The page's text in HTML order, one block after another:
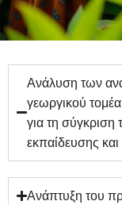
Ανάλυση των
γεωργικού
για τη
εκπαίδευσης
Ανάπτυξη του